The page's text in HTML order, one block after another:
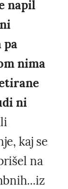
napil
pa
nima
ni
kaj se
na